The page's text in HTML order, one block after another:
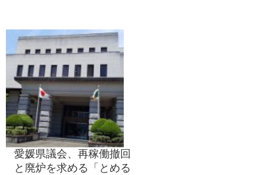
愛媛県議会、再稼働撤回
と廃炉を求める「とめる